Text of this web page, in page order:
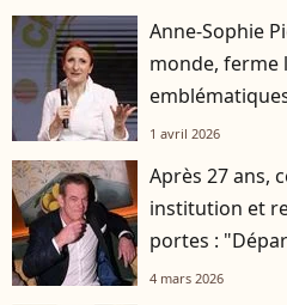
Anne-Sophie
monde, ferme
1 avril 2026
Après 27 ans,
institution et
portes :
4 mars 2026